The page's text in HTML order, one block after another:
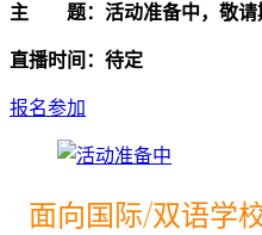
主 题：活动准备
直播时间：待定
报名参加
面向国际/双语学